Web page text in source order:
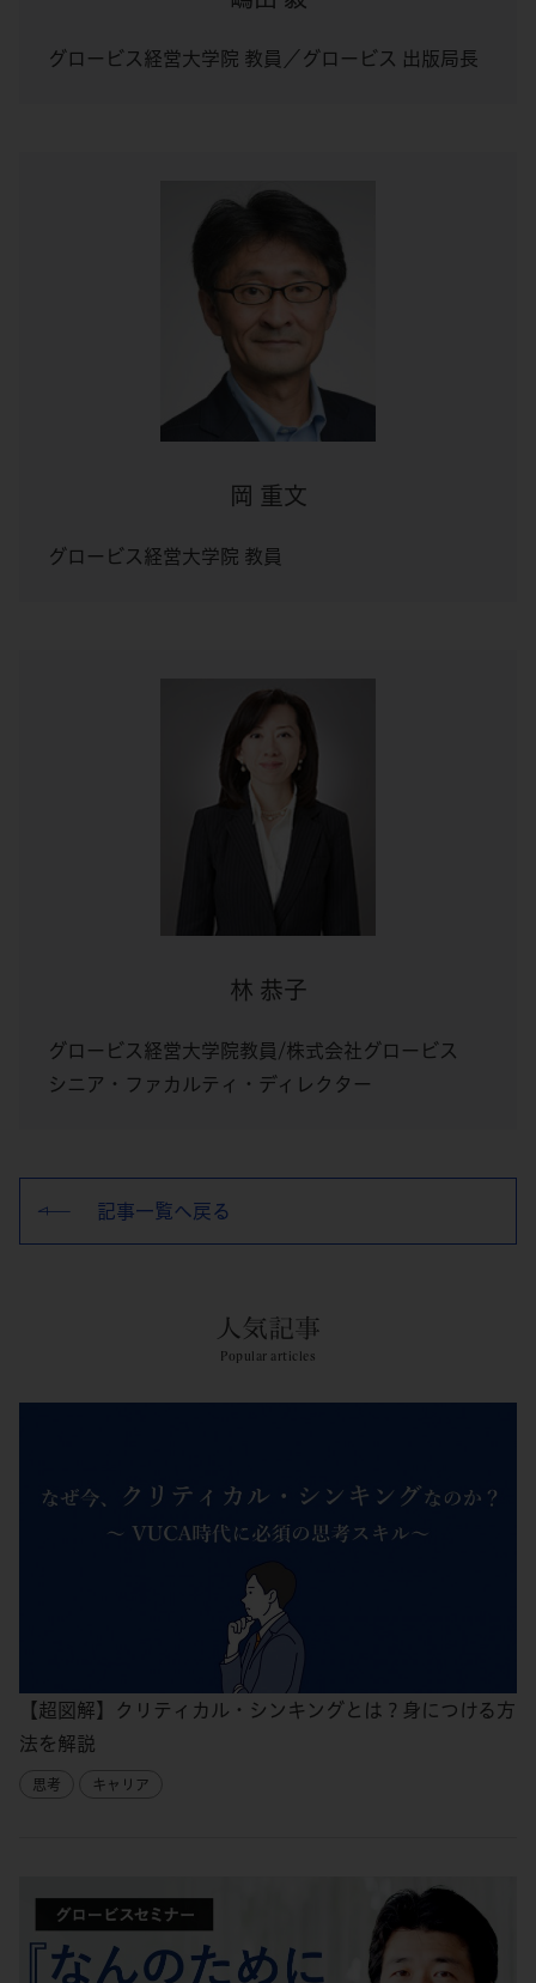
グロービス経営大学院 教員／グロービス 出版局長
岡 重文
グロービス経営大学院 教員
林 恭子
グロービス経営大学院教員/株式会社グロービス
シニア・ファカルティ・ディレクター
記事一覧へ戻る
人気記事
Popular articles
【超図解】クリティカル・シンキングとは？身につける方
法を解説
思考 キャリア